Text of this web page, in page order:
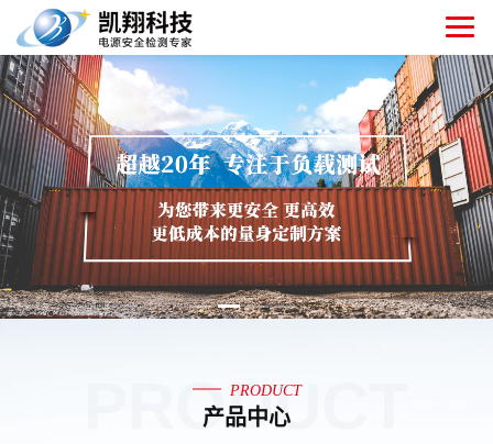
PRODUCT
产品中心
PRODUCT